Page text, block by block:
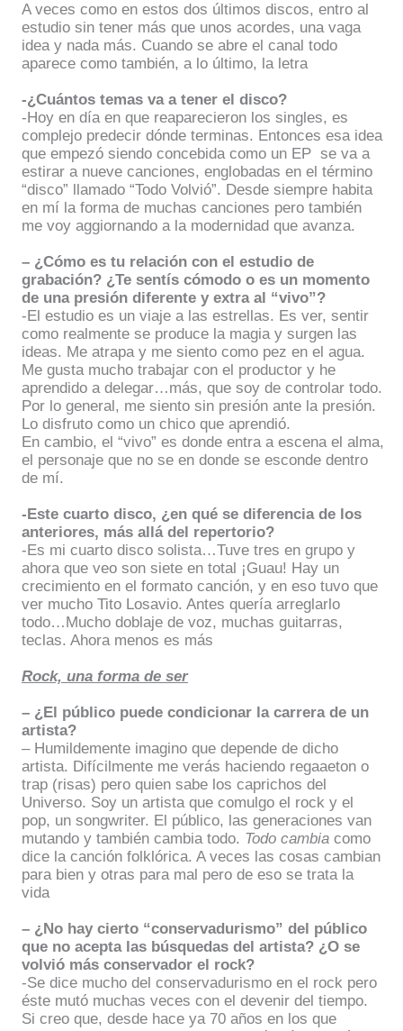
A veces como en estos dos últimos discos, entro al
estudio sin tener más que unos acordes, una vaga
idea y nada más. Cuando se abre el canal todo
aparece como también, a lo último, la letra
-¿Cuántos temas va a tener el disco?
-Hoy en día en que reaparecieron los singles, es
complejo predecir dónde terminas. Entonces esa idea
que empezó siendo concebida como un EP se va a
estirar a nueve canciones, englobadas en el término
“disco” llamado “Todo Volvió”. Desde siempre habita
en mí la forma de muchas canciones pero también
me voy aggiornando a la modernidad que avanza.
– ¿Cómo es tu relación con el estudio de
grabación? ¿Te sentís cómodo o es un momento
de una presión diferente y extra al “vivo”?
-El estudio es un viaje a las estrellas. Es ver, sentir
como realmente se produce la magia y surgen las
ideas. Me atrapa y me siento como pez en el agua.
Me gusta mucho trabajar con el productor y he
aprendido a delegar…más, que soy de controlar todo.
Por lo general, me siento sin presión ante la presión.
Lo disfruto como un chico que aprendió.
En cambio, el “vivo” es donde entra a escena el alma,
el personaje que no se en donde se esconde dentro
de mí.
-Este cuarto disco, ¿en qué se diferencia de los
anteriores, más allá del repertorio?
-Es mi cuarto disco solista…Tuve tres en grupo y
ahora que veo son siete en total ¡Guau! Hay un
crecimiento en el formato canción, y en eso tuvo que
ver mucho Tito Losavio. Antes quería arreglarlo
todo…Mucho doblaje de voz, muchas guitarras,
teclas. Ahora menos es más
Rock, una forma de ser
– ¿El público puede condicionar la carrera de un
artista?
– Humildemente imagino que depende de dicho
artista. Difícilmente me verás haciendo regaaeton o
trap (risas) pero quien sabe los caprichos del
Universo. Soy un artista que comulgo el rock y el
pop, un songwriter. El público, las generaciones van
mutando y también cambia todo. Todo cambia como
dice la canción folklórica. A veces las cosas cambian
para bien y otras para mal pero de eso se trata la
vida
– ¿No hay cierto “conservadurismo” del público
que no acepta las búsquedas del artista? ¿O se
volvió más conservador el rock?
-Se dice mucho del conservadurismo en el rock pero
éste mutó muchas veces con el devenir del tiempo.
Si creo que, desde hace ya 70 años en los que